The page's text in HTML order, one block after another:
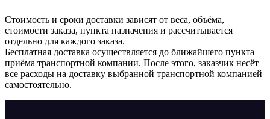
Стоимость и сроки доставки зависят от веса, объёма,
стоимости заказа, пункта назначения и рассчитывается
отдельно для каждого заказа.
Бесплатная доставка осуществляется до ближайшего пункта
приёма транспортной компании. После этого, заказчик несёт
все расходы на доставку выбранной транспортной компанией
самостоятельно.